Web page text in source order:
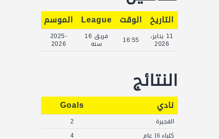
التاريخ الوقت League الموسم
11 يناير،
2026
16:55 فريق 16
سنه
2025-
2026
النتائج
نادي Goals
الفجيرة
2
كلباء 16 عام
4